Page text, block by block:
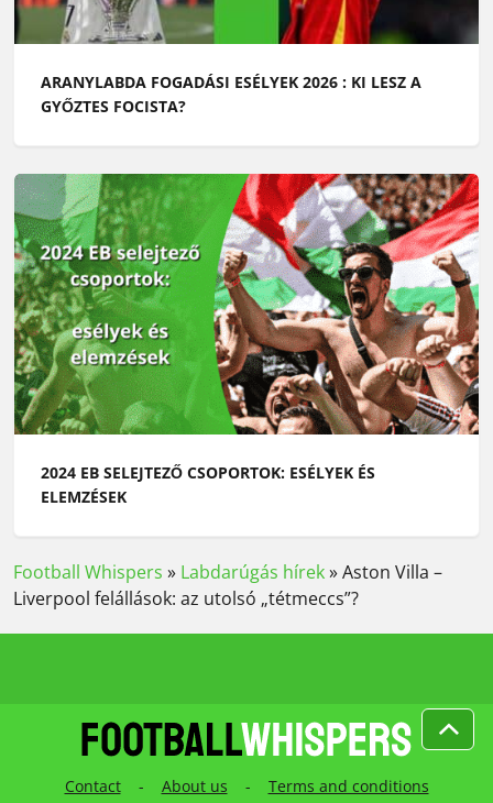
ARANYLABDA FOGADÁSI ESÉLYEK 2026 : KI LESZ A
GYŐZTES FOCISTA?
2024 EB SELEJTEZŐ CSOPORTOK: ESÉLYEK ÉS
ELEMZÉSEK
Football Whispers » Labdarúgás hírek»Aston Villa –
Liverpool felállások: az utolsó „tétmeccs”?
Contact - About us - Terms and conditions